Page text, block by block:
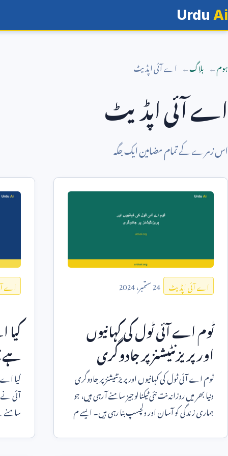
Urdu Ai
ہوم بلاگ اے آئی اپڈیٹ
اے آئی اپڈیٹ
اس زمرے کے تمام مضامین ایک جگہ
اے آئی اپڈیٹ 24ستمبر،2024
ٹوم اے آئی ٹول کی کہانیوں
اور پریزنٹیشنز پر جادوگری
ٹوم اے آئی ٹول کی کہانیوں اور پریزنٹیشنز پر جادوگری
دنیا بھر میں روزانہ نت نئی ٹیکنالوجیز سامنے آ رہی ہیں، جو
ہماری زندگی کو آسان اور دلچسپ بنا رہی ہیں۔ ایسے م
اے
کیا
آئی
سامنے